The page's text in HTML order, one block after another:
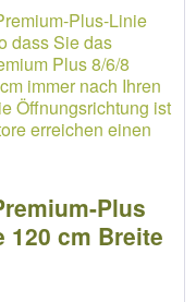
Plus-Linie
dass Sie das
Plus 8/6/8
immer nach Ihren
Öffnungsrichtung ist
erreichen einen
Plus
120 cm Breite